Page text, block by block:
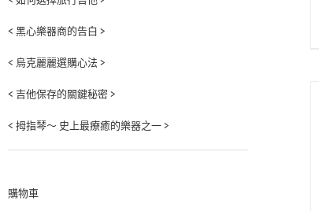
< 黑心樂器商的告白 >
< 烏克麗麗選購心法 >
< 吉他保存的關鍵秘密 >
< 拇指琴～ 史上最療癒的樂器之一 >
購物車